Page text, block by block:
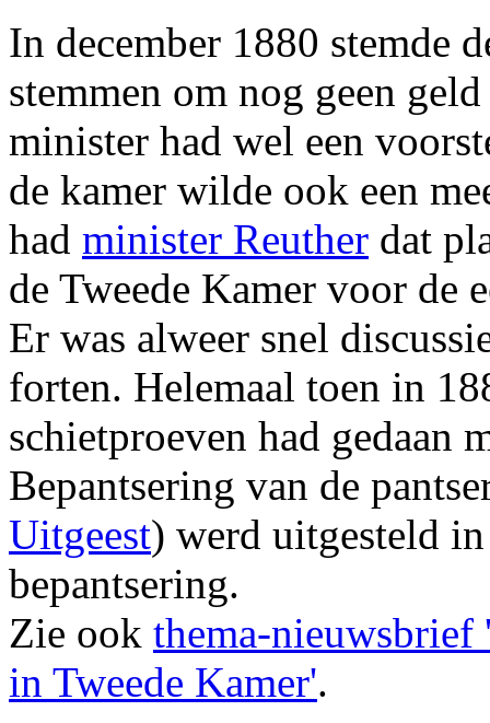
In december 1880 stemde
stemmen om nog geen
minister had wel een
de kamer wilde ook een
had minister Reuther dat
de Tweede Kamer voor de
Er was alweer snel
forten. Helemaal toen in
schietproeven had gedaan
Bepantsering van de
Uitgeest) werd uitgesteld
bepantsering.
Zie ook thema-nieuwsbrief
in Tweede Kamer'.